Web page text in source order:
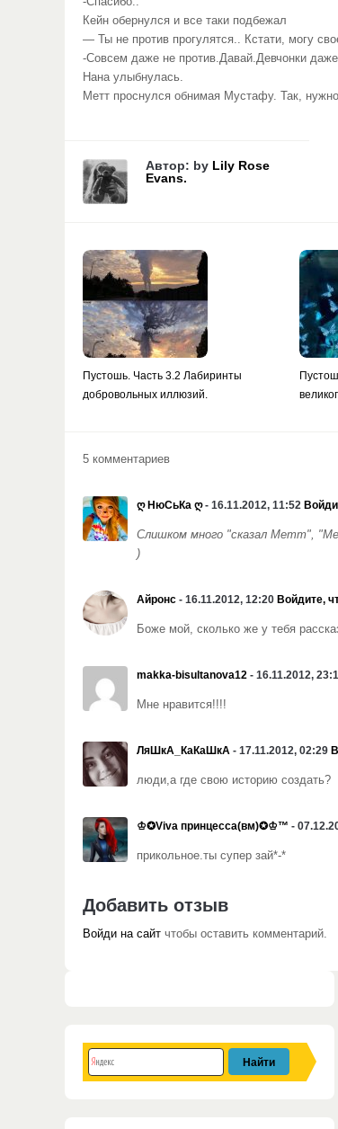
Кейн обернулся и все таки подбежал
— Ты не против прогулятся.. Кстати, могу
-Совсем даже не против.Давай.Девчонки
Нана улыбнулась.
Метт проснулся обнимая Мустафу. Так,
Автор: by Lily Rose
Evans.
Пустошь. Часть 3.2 Лабиринты
добровольных иллюзий.
5 комментариев
ღ НюСьКа ღ- 16.11.2012, 11:52
Слишком много "сказал Метт",
)
Айронс - 16.11.2012, 12:20 Войдите,
Боже мой, сколько же у тебя
makka-bisultanova12 - 16.11.2012,
Мне нравится!!!!
ЛяШкА_КаКаШкА - 17.11.2012, 02:29
люди,а где свою историю создать?
♔✪Viva принцесса(вм)✪♔™ -
прикольное.ты супер зай*-*
Добавить отзыв
Войди на сайт чтобы оставить комментарий.